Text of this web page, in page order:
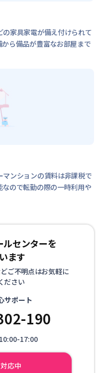
家具家電が備え付けられて
ら備品が豊富なお部屋まで
ンションの賃料は非課税で
ので転勤の際の一時利用や
ルセンターを
ます
ご不明点はお気軽に
ださい
サポート
190
17:00
応中